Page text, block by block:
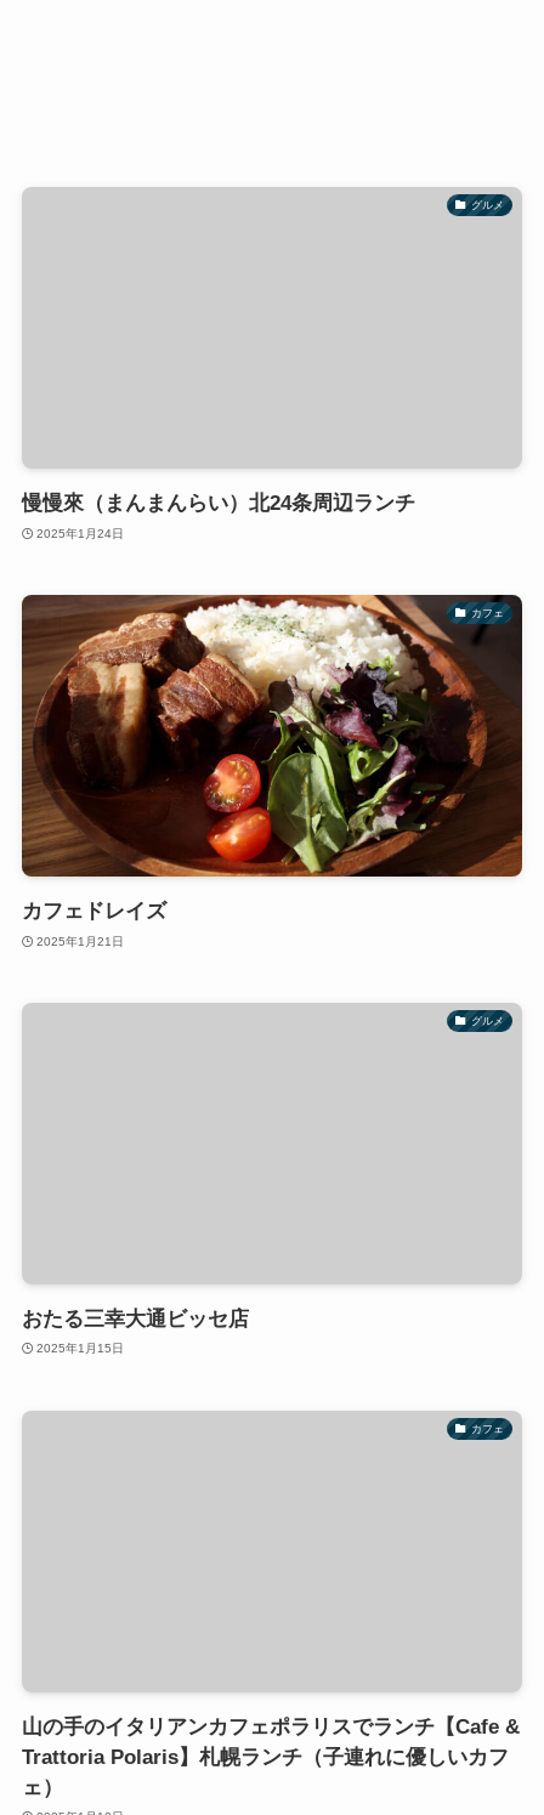
グルメ
慢慢來（まんまんらい）北24条周辺ランチ
2025年1月24日
カフェ
カフェドレイズ
2025年1月21日
グルメ
おたる三幸大通ビッセ店
2025年1月15日
カフェ
山の手のイタリアンカフェポラリスでランチ【Cafe &
Trattoria Polaris】札幌ランチ（子連れに優しいカフ
ェ）